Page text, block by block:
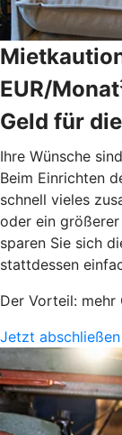
EUR/
Geld für
Ihre Wünsche
Beim Einrichten
schnell vieles
oder ein
sparen Sie sich
stattdessen
Der Vorteil: mehr
Jetzt abschließen